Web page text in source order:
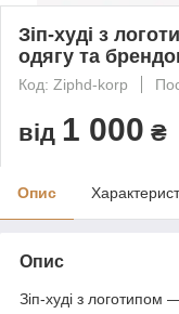
Зіп-худі з
одягу та
Код: Ziphd-korp
від 1 000 ₴
Опис
Опис
Зіп-худі з логотипом